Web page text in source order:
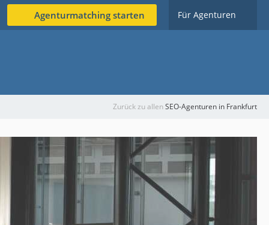
Agenturmatching starten Für Agenturen
Zurück zu allenSEO-Agenturen in Frankfurt